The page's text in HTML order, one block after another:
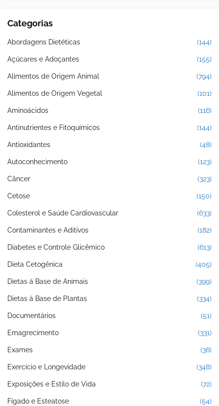
Categorias
Abordagens Dietéticas (144)
Açúcares e Adoçantes (155)
Alimentos de Origem Animal (794)
Alimentos de Origem Vegetal (101)
Aminoácidos (116)
Antinutrientes e Fitoquímicos (144)
Antioxidantes (48)
Autoconhecimento (123)
Câncer (323)
Cetose (150)
Colesterol e Saúde Cardiovascular (633)
Contaminantes e Aditivos (182)
Diabetes e Controle Glicêmico (613)
Dieta Cetogênica (405)
Dietas à Base de Animais (399)
Dietas à Base de Plantas (334)
Documentários (51)
Emagrecimento (331)
Exames (36)
Exercício e Longevidade (348)
Exposições e Estilo de Vida (72)
Fígado e Esteatose (54)